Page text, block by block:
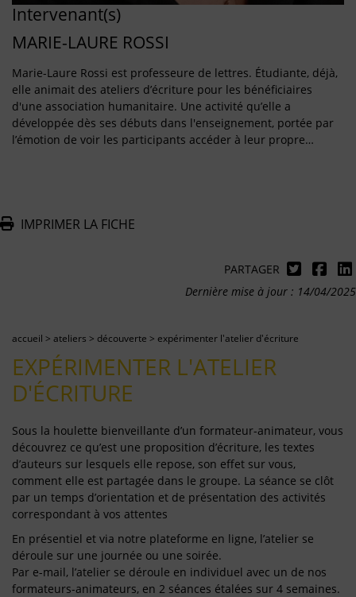
Intervenant(s)
MARIE-LAURE ROSSI
Marie-Laure Rossi est professeure de lettres. Étudiante, déjà,
elle animait des ateliers d’écriture pour les bénéficiaires
d'une association humanitaire. Une activité qu’elle a
développée dès ses débuts dans l'enseignement, portée par
l’émotion de voir les participants accéder à leur propre…
IMPRIMER LA FICHE
PARTAGER
Dernière mise à jour : 14/04/2025
accueil > ateliers > découverte > expérimenter l'atelier d'écriture
EXPÉRIMENTER L'ATELIER
D'ÉCRITURE
Sous la houlette bienveillante d’un formateur-animateur, vous
découvrez ce qu’est une proposition d’écriture, les textes
d’auteurs sur lesquels elle repose, son effet sur vous,
comment elle est partagée dans le groupe. La séance se clôt
par un temps d’orientation et de présentation des activités
correspondant à vos attentes
En présentiel et via notre plateforme en ligne, l’atelier se
déroule sur une journée ou une soirée.
Par e-mail, l’atelier se déroule en individuel avec un de nos
formateurs-animateurs, en 2 séances étalées sur 4 semaines.